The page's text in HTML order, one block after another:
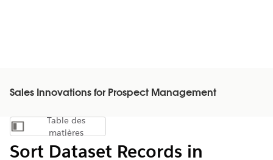
Sales Innovations for Prospect Management
Afficher la table des matières
Table des
matières
Sort Dataset Records in